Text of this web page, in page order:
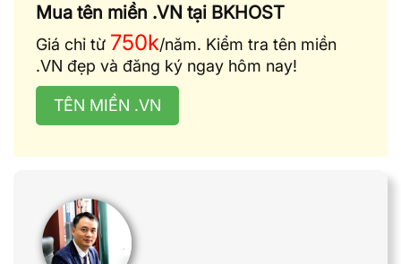
Mua tên miền .VN tại BKHOST
Giá chỉ từ 750k/năm. Kiểm tra tên miền
.VN đẹp và đăng ký ngay hôm nay!
TÊN MIỀN .VN